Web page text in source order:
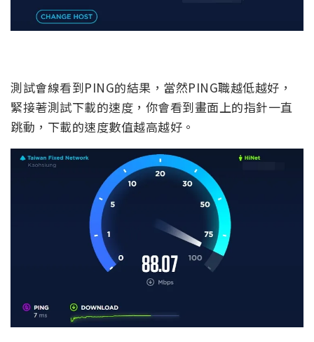
測試會線看到PING的結果，當然PING職越低越好，
緊接著測試下載的速度，你會看到畫面上的指針一直
跳動，下載的速度數值越高越好。